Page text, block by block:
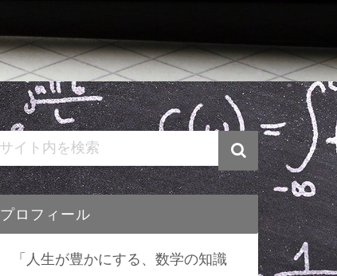
プロフィール
「人生が豊かにする、数学の知識